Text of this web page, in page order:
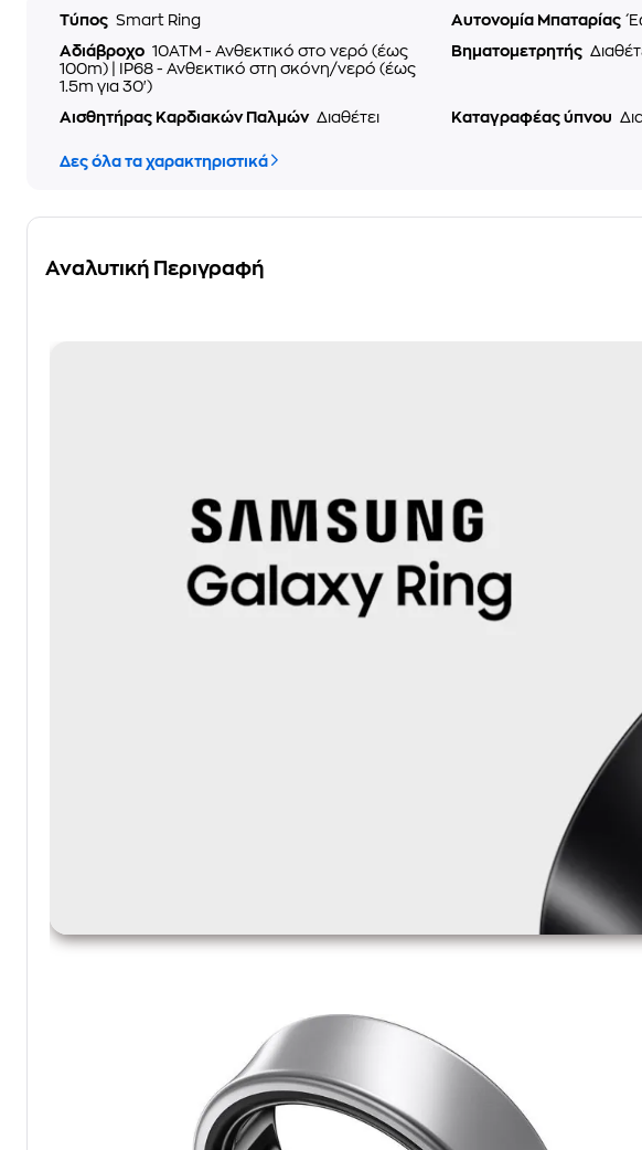
Τύπος Smart Ring Αυτονομία Μπαταρίας
Αδιάβροχο 10ATM - Ανθεκτικό στο νερό (έως
100m) | IP68 - Ανθεκτικό στη σκόνη/νερό (έως
1.5m για 30')
Βηματομετρητής
Αισθητήρας Καρδιακών Παλμών Διαθέτει Καταγραφέας ύπνου
Δες όλα τα χαρακτηριστικά
Αναλυτική Περιγραφή